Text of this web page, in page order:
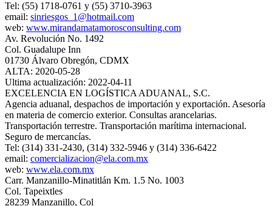
Tel: (55) 1718-0761 y (55) 3710-3963
email: sinriesgos_1@hotmail.com
web: www.mirandamatamorosconsulting.com
Av. Revolución No. 1492
Col. Guadalupe Inn
01730 Álvaro Obregón, CDMX
ALTA: 2020-05-28
Ultima actualización: 2022-04-11
EXCELENCIA EN LOGÍSTICA ADUANAL, S.C.
Agencia aduanal, despachos de importación y exportación. Asesoría
en materia de comercio exterior. Consultas arancelarias.
Transportación terrestre. Transportación marítima internacional.
Seguro de mercancías.
Tel: (314) 331-2430, (314) 332-5946 y (314) 336-6422
email: comercializacion@ela.com.mx
web: www.ela.com.mx
Carr. Manzanillo-Minatitlán Km. 1.5 No. 1003
Col. Tapeixtles
28239 Manzanillo, Col